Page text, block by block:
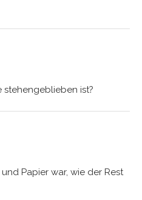
stehengeblieben ist?
Papier war, wie der Rest